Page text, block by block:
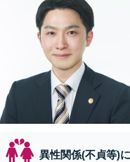
異性関係(不貞等)